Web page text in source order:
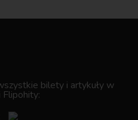
bilety i artykuły w
Flipohity: